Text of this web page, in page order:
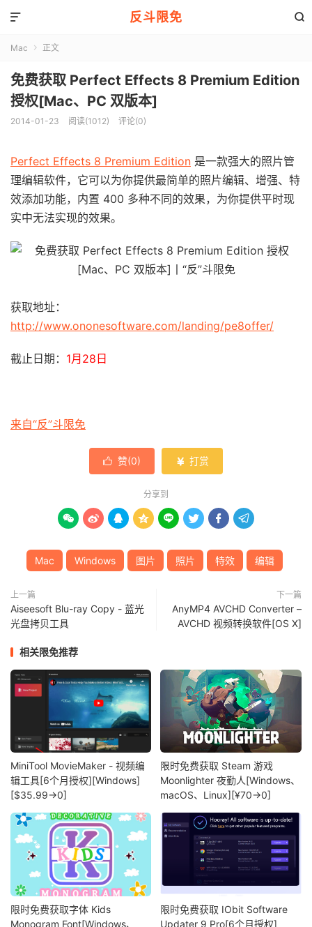
反斗限免 

Mac  正文
免费获取 Perfect Effects 8 Premium Edition
授权[Mac、PC 双版本]
2014-01-23 阅读(1012) 评论(0)
Perfect Effects 8 Premium Edition 是一款强大的照片管
理编辑软件，它可以为你提供最简单的照片编辑、增强、特
效添加功能，内置 400 多种不同的效果，为你提供平时现
实中无法实现的效果。
获取地址：
http://www.ononesoftware.com/landing/pe8offer/
截止日期： 1月28日
来自“反”斗限免
 赞(0)  打赏
分享到
       
Mac Windows 图片 照片 特效 编辑
上一篇
Aiseesoft Blu-ray Copy - 蓝光
光盘拷贝工具
下一篇
AnyMP4 AVCHD Converter –
AVCHD 视频转换软件[OS X]
相关限免推荐
MiniTool MovieMaker - 视频编
辑工具[6个月授权][Windows]
[$35.99→0]
限时免费获取 Steam 游戏
Moonlighter 夜勤人[Windows、
macOS、Linux][¥70→0]
限时免费获取字体 Kids
Monogram Font[Windows、
限时免费获取 IObit Software
Updater 9 Pro[6个月授权]